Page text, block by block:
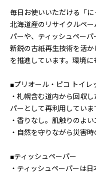
毎日お使いいただける「に
北海道産のリサイクルペ
パーや、ティッシュペーパ
新鋭の古紙再生技術を活
を推進しています。環境に
■プリオール・ピコ トイレ
・札幌含む道内から回収
パーとして再利用していま
・香りなし。肌触りのよ
・自然を守りながら災害
■ティッシュペーパー
・ティッシュペーパーは日